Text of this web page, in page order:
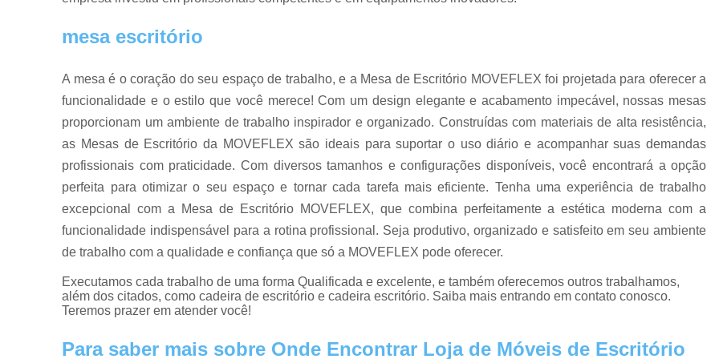
Estação de Escritório no Centro de Sp
Loja de Estação
Gaveteiro
Gaveteiro Alto para Escritório
Gaveteiro de Escritório
Gaveteiro
Gaveteiro Industrial
Gaveteiro Móvel
Gaveteiro São Paulo
Gaveteiro
Mesa de Escritorio Diretor
Mesa Diretor para Escritório
Mesa do Diretor
Mesa para Escritório Diretor
Mesas Diretoria SP
Comprar Mesa
mesa escritório
A mesa é o coração do seu espaço de trabalho, e a Mesa de Escritório MOVEFLEX foi projetada para oferecer a
funcionalidade e o estilo que você merece! Com um design elegante e acabamento impecável, nossas mesas
proporcionam um ambiente de trabalho inspirador e organizado. Construídas com materiais de alta resistência,
as Mesas de Escritório da MOVEFLEX são ideais para suportar o uso diário e acompanhar suas demandas
profissionais com praticidade. Com diversos tamanhos e configurações disponíveis, você encontrará a opção
perfeita para otimizar o seu espaço e tornar cada tarefa mais eficiente. Tenha uma experiência de trabalho
excepcional com a Mesa de Escritório MOVEFLEX, que combina perfeitamente a estética moderna com a
funcionalidade indispensável para a rotina profissional. Seja produtivo, organizado e satisfeito em seu ambiente
de trabalho com a qualidade e confiança que só a MOVEFLEX pode oferecer.
Executamos cada trabalho de uma forma Qualificada e excelente, e também oferecemos outros trabalhamos,
além dos citados, como cadeira de escritório e cadeira escritório. Saiba mais entrando em contato conosco.
Teremos prazer em atender você!
Para saber mais sobre Onde Encontrar Loja de Móveis de Escritório